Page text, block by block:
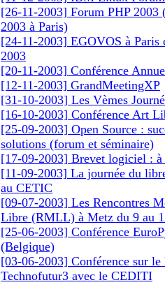
[26-11-2003] Forum PHP 2003
2003 à Paris)
[24-11-2003] EGOVOS à Paris
2003
[20-11-2003] Conférence
[12-11-2003] GrandMeetingXP
[31-10-2003] Les Vèmes
[16-10-2003] Conférence Art
[25-09-2003] Open Source :
solutions (forum et séminaire)
[17-09-2003] Brevet logiciel :
[11-09-2003] La journée du
au CETIC
[09-07-2003] Les Rencontres
Libre (RMLL) à Metz du 9 au
[25-06-2003] Conférence
(Belgique)
[03-06-2003] Conférence sur
Technofutur3 avec le CEDITI